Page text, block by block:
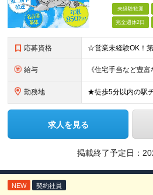
未経験歓迎
完全週休2日
応募資格
給与
勤務地
求人を見る
掲載終了予定日：
NEW 契約社員